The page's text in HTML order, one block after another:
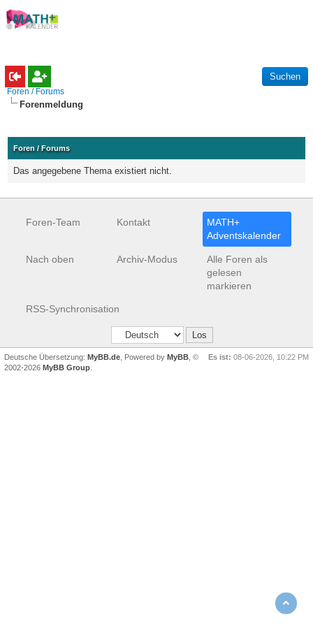
Foren / Forums
Forenmeldung
Foren / Forums
Das angegebene Thema existiert nicht.
Foren-Team Kontakt
MATH+
Adventskalender
Nach oben Archiv-Modus
Alle Foren als
gelesen
markieren
RSS-Synchronisation
Es ist: 08-06-2026, 10:22 PM
Deutsche Übersetzung: MyBB.de , Powered by MyBB , ©
2002-2026 MyBB Group